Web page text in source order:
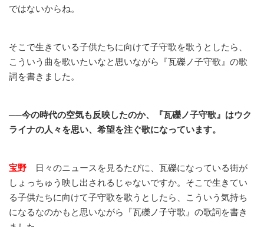
ではないからね。
そこで生きている子供たちに向けて子守歌を歌うとしたら、
こういう曲を歌いたいなと思いながら『瓦礫ノ子守歌』の歌
詞を書きました。
──今の時代の空気も反映したのか、『瓦礫ノ子守歌』はウク
ライナの人々を思い、希望を注ぐ歌になっています。
宝野 日々のニュースを見るたびに、瓦礫になっている街が
しょっちゅう映し出されるじゃないですか。そこで生きてい
る子供たちに向けて子守歌を歌うとしたら、こういう気持ち
になるなのかもと思いながら『瓦礫ノ子守歌』の歌詞を書き